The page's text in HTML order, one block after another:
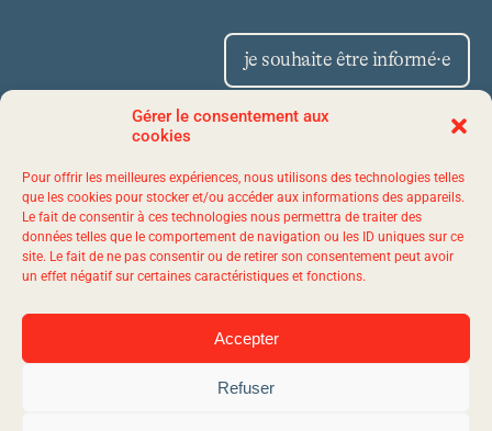
Gérer le consentement aux
cookies
Pour offrir les meilleures expériences, nous utilisons des technologies telles
que les cookies pour stocker et/ou accéder aux informations des appareils.
Le fait de consentir à ces technologies nous permettra de traiter des
données telles que le comportement de navigation ou les ID uniques sur ce
site. Le fait de ne pas consentir ou de retirer son consentement peut avoir
un effet négatif sur certaines caractéristiques et fonctions.
Accepter
Refuser
je souhaite être informé·e
avenue Lavigerie, bureau 50
Québec (Québec) G1V 4P1
© 2026 evol - Tous droits réservés.Agence web